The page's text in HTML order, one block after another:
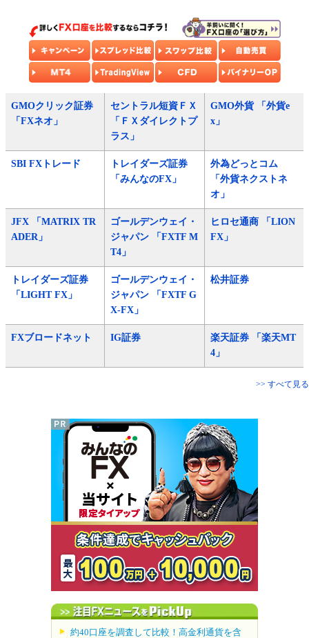
GMOクリック証券
「FXネオ」
セントラル短資ＦＸ
「ＦＸダイレクトプ
ラス」
GMO外貨 「外貨e
x」
SBI FXトレード
トレイダーズ証券
「みんなのFX」
外為どっとコム
「外貨ネクストネ
オ」
JFX 「MATRIX TR
ADER」
ゴールデンウェイ・
ジャパン 「FXTF M
T4」
ヒロセ通商 「LION
FX」
トレイダーズ証券
「LIGHT FX」
ゴールデンウェイ・
ジャパン 「FXTF G
X-FX」
松井証券
FXブロードネット IG証券
楽天証券 「楽天MT
4」
>> すべて見る
約40口座を調査して比較！高金利通貨を含